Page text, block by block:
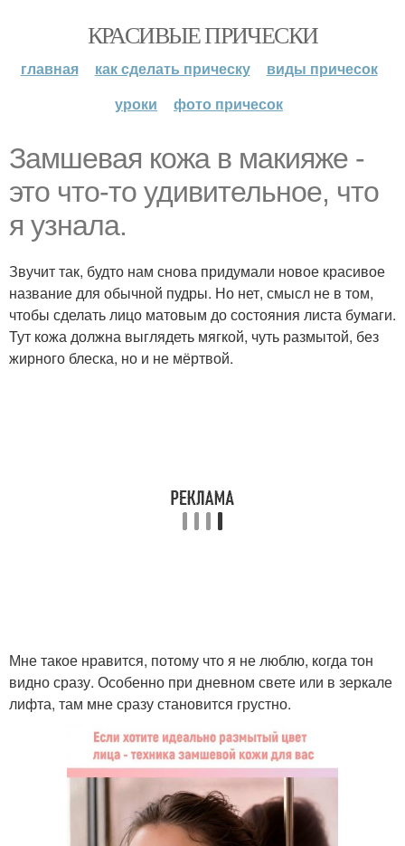
КРАСИВЫЕ ПРИЧЕСКИ
главная как сделать прическу
виды причесок
уроки
фото причесок
Замшевая кожа в макияже -
это что-то удивительное, что
я узнала.
Звучит так, будто нам снова придумали новое красивое
название для обычной пудры. Но нет, смысл не в том,
чтобы сделать лицо матовым до состояния листа бумаги.
Тут кожа должна выглядеть мягкой, чуть размытой, без
жирного блеска, но и не мёртвой.
Мне такое нравится, потому что я не люблю, когда тон
видно сразу. Особенно при дневном свете или в зеркале
лифта, там мне сразу становится грустно.